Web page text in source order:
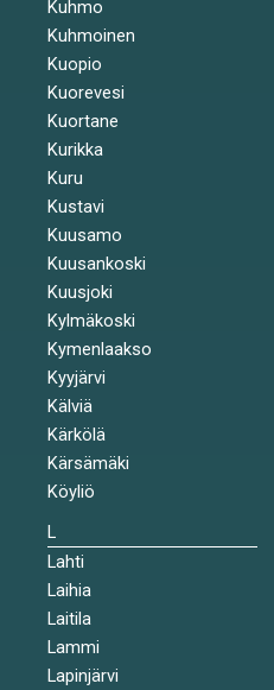
Kuhmo
Kuhmoinen
Kuopio
Kuorevesi
Kuortane
Kurikka
Kuru
Kustavi
Kuusamo
Kuusankoski
Kuusjoki
Kylmäkoski
Kymenlaakso
Kyyjärvi
Kälviä
Kärkölä
Kärsämäki
Köyliö
L
Lahti
Laihia
Laitila
Lammi
Lapinjärvi